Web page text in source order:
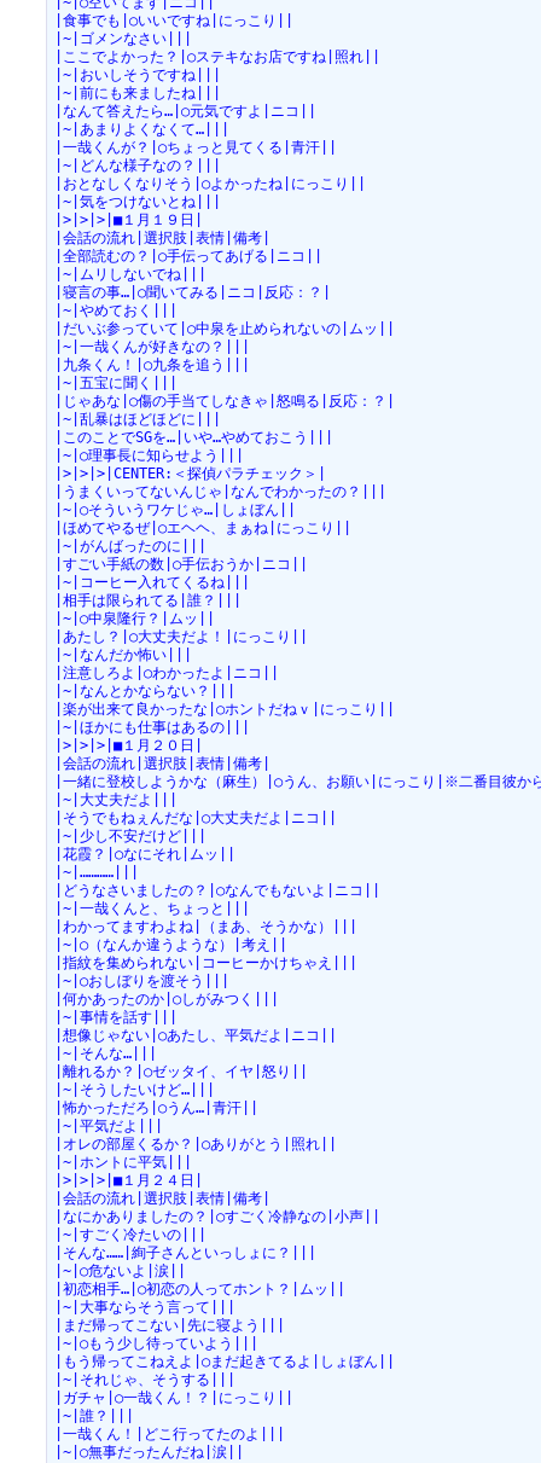
|食事でも|○いいですね|にっこり||
|~|ゴメンなさい|||
|ここでよかった？|○ステキなお店ですね|照れ||
|~|おいしそうですね|||
|~|前にも来ましたね|||
|なんて答えたら…|○元気ですよ|ニコ||
|~|あまりよくなくて…|||
|一哉くんが？|○ちょっと見てくる|青汗||
|~|どんな様子なの？|||
|おとなしくなりそう|○よかったね|にっこり||
|~|気をつけないとね|||
|>|>|>|■１月１９日|
|会話の流れ|選択肢|表情|備考|
|全部読むの？|○手伝ってあげる|ニコ||
|~|ムリしないでね|||
|寝言の事…|○聞いてみる|ニコ|反応：？|
|~|やめておく|||
|だいぶ参っていて|○中泉を止められないの|ムッ||
|~|一哉くんが好きなの？|||
|九条くん！|○九条を追う|||
|~|五宝に聞く|||
|じゃあな|○傷の手当てしなきゃ|怒鳴る|反応：？|
|~|乱暴はほどほどに|||
|このことでSGを…|いや…やめておこう|||
|~|○理事長に知らせよう|||
|>|>|>|CENTER:＜探偵パラチェック＞|
|うまくいってないんじゃ|なんでわかったの？|||
|~|○そういうワケじゃ…|しょぼん||
|ほめてやるぜ|○エヘヘ、まぁね|にっこり||
|~|がんばったのに|||
|すごい手紙の数|○手伝おうか|ニコ||
|~|コーヒー入れてくるね|||
|相手は限られてる|誰？|||
|~|○中泉隆行？|ムッ||
|あたし？|○大丈夫だよ！|にっこり||
|~|なんだか怖い|||
|注意しろよ|○わかったよ|ニコ||
|~|なんとかならない？|||
|楽が出来て良かったな|○ホントだねｖ|にっこり||
|~|ほかにも仕事はあるの|||
|>|>|>|■１月２０日|
|会話の流れ|選択肢|表情|備考|
|一緒に登校しようかな（麻生）|○うん、お願い|にっこり|※二番目彼か
|~|大丈夫だよ|||
|そうでもねぇんだな|○大丈夫だよ|ニコ||
|~|少し不安だけど|||
|花霞？|○なにそれ|ムッ||
|~|…………|||
|どうなさいましたの？|○なんでもないよ|ニコ||
|~|一哉くんと、ちょっと|||
|わかってますわよね|（まあ、そうかな）|||
|~|○（なんか違うような）|考え||
|指紋を集められない|コーヒーかけちゃえ|||
|~|○おしぼりを渡そう|||
|何かあったのか|○しがみつく|||
|~|事情を話す|||
|想像じゃない|○あたし、平気だよ|ニコ||
|~|そんな…|||
|離れるか？|○ゼッタイ、イヤ|怒り||
|~|そうしたいけど…|||
|怖かっただろ|○うん…|青汗||
|~|平気だよ|||
|オレの部屋くるか？|○ありがとう|照れ||
|~|ホントに平気|||
|>|>|>|■１月２４日|
|会話の流れ|選択肢|表情|備考|
|なにかありましたの？|○すごく冷静なの|小声||
|~|すごく冷たいの|||
|そんな……|絢子さんといっしょに？|||
|~|○危ないよ|涙||
|初恋相手…|○初恋の人ってホント？|ムッ||
|~|大事ならそう言って|||
|まだ帰ってこない|先に寝よう|||
|~|○もう少し待っていよう|||
|もう帰ってこねえよ|○まだ起きてるよ|しょぼん||
|~|それじゃ、そうする|||
|ガチャ|○一哉くん！？|にっこり||
|~|誰？|||
|一哉くん！|どこ行ってたのよ|||
|~|○無事だったんだね|涙||